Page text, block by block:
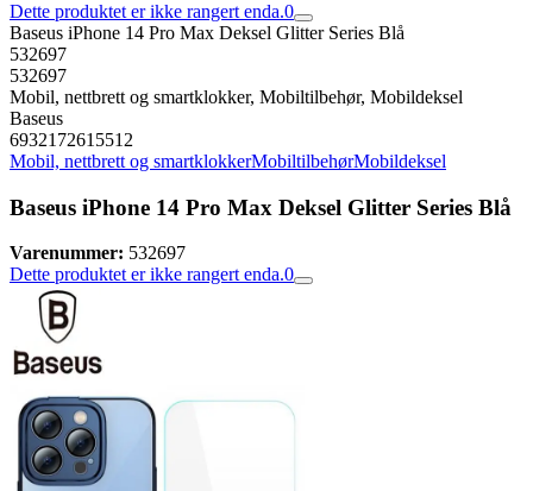
Dette produktet er ikke rangert enda.0
Baseus iPhone 14 Pro Max Deksel Glitter Series Blå
532697
532697
Mobil, nettbrett og smartklokker, Mobiltilbehør, Mobildeksel
Baseus
6932172615512
Mobil, nettbrett og smartklokkerMobiltilbehørMobildeksel
Baseus iPhone 14 Pro Max Deksel Glitter Series Blå
Varenummer: 532697
Dette produktet er ikke rangert enda.0